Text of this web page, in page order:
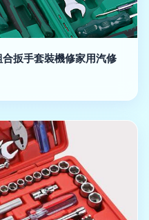
扳手套裝機修家用汽修